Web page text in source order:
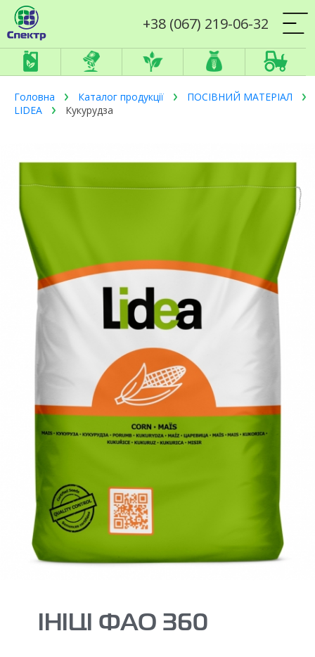
+38 (067) 219-06-32
Головна Каталог продукції
ПОСІВНИЙ МАТЕРІАЛ
LIDEA
Кукурудза
ІНІЦІ ФАО 360